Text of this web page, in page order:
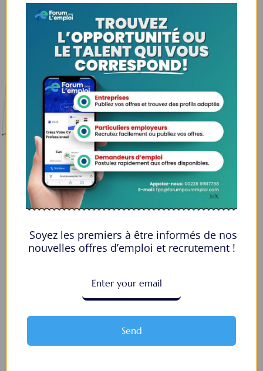
Nous contacter
00228 91917788
la solution idéale pour tous ceux qui cherchent à se connecter au
monde du travail. Que vous soyez à la recherche d’une nouvelle
opportunité professionnelle ou que vous souhaitiez recruter les meilleurs
talents
Lome, Togo
Parcourir les Candidats
Tableau de Bord
Soyez les premiers à être informés de nos
nouvelles offres d’emploi et recrutement !
Send